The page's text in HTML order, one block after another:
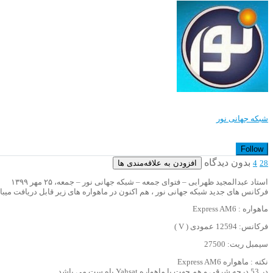
شبکه جهانی نور
Follow
28
4 بدون دیدگاه افزودن به علاقه‌مندی ها
استاد عبدالمجید ظهرابی – فتوای جمعه – شبکه جهانی نور – جمعه، ۲۵ مهر ۱۳۹۹
فرکانس های جدید شبکه جهانی نور ، هم اکنون در ماهواره های زیر قابل دریافت
ماهواره : Express AM6
فرکانس: 12594 عمودی ( V )
سیمبل ریت: 27500
نکته : ماهواره Express AM6